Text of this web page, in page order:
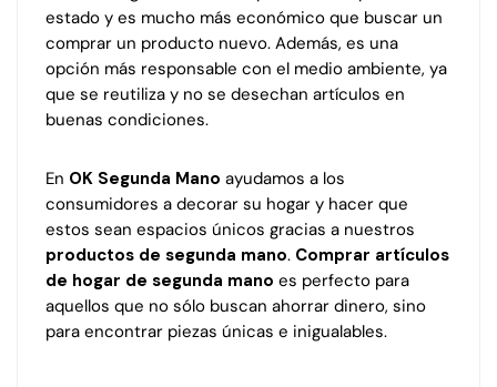
estado y es mucho más económico que buscar un
comprar un producto nuevo. Además, es una
opción más responsable con el medio ambiente, ya
que se reutiliza y no se desechan artículos en
buenas condiciones.
En OK Segunda Mano ayudamos a los
consumidores a decorar su hogar y hacer que
estos sean espacios únicos gracias a nuestros
productos de segunda mano. Comprar artículos
de hogar de segunda mano es perfecto para
aquellos que no sólo buscan ahorrar dinero, sino
para encontrar piezas únicas e inigualables.